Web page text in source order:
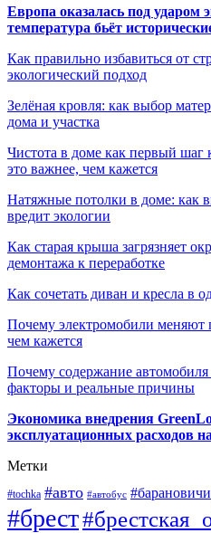
Европа оказалась под ударом
температура бьёт
Как правильно избавиться от
экологический подход
Зелёная кровля: как выбор
дома и участка
Чистота в доме как первый шаг
это важнее, чем кажется
Натяжные потолки в доме: как
вредит экологии
Как старая крыша загрязняет
демонтажа к переработке
Как сочетать диван и кресла в
Почему электромобили меняют
чем кажется
Почему содержание
факторы и реальные причины
Экономика внедрения
эксплуатационных расходов
Метки
#tochka #авто #автобус #барановичи
#брест